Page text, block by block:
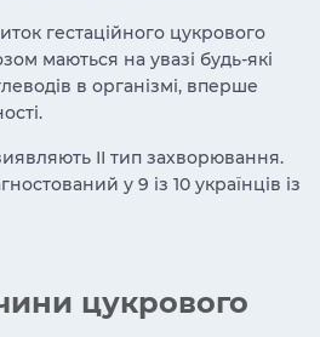
гестаційного цукрового
маються на увазі будь-які
в організмі, вперше
ІІ тип захворювання.
у 9 із 10 українців із
цукрового